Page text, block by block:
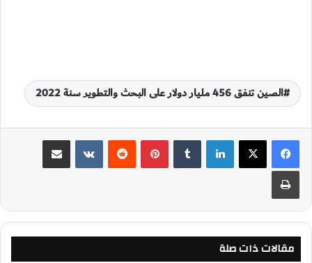
الصين تنفق 456 مليار دولار على البحث والتطوير سنة 2022
لينكدإن بينتيريست
مقالات ذات صلة